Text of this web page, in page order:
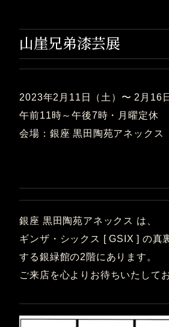
山崖兄弟漆芸展
2023年2月11日（土）〜 2月16
午前11時～午後7時・月曜定休
会場：銀座 黒田陶苑アネックス
銀座 黒田陶苑アネックス は、
ギンザ・シックス [ GSIX ] の真
する銀緑館の2階にあります。
ご来店を心よりお待ちいたして